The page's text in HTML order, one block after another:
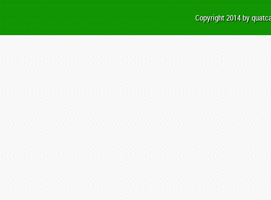
Copyright 2014 by